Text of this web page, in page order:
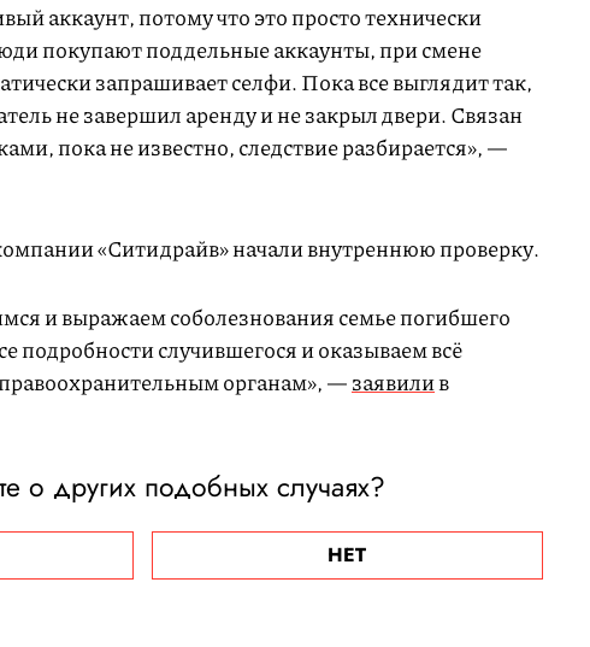
аккаунт, потому что это просто технически
покупают поддельные аккаунты, при смене
запрашивает селфи. Пока все выглядит так,
не завершил аренду и не закрыл двери. Связан
пока не известно, следствие разбирается», —
«Ситидрайв» начали внутреннюю проверку.
и выражаем соболезнования семье погибшего
подробности случившегося и оказываем всё
органам», —заявилив
о других подобных случаях?
НЕТ